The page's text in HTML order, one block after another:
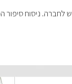
ניסוח סיפור